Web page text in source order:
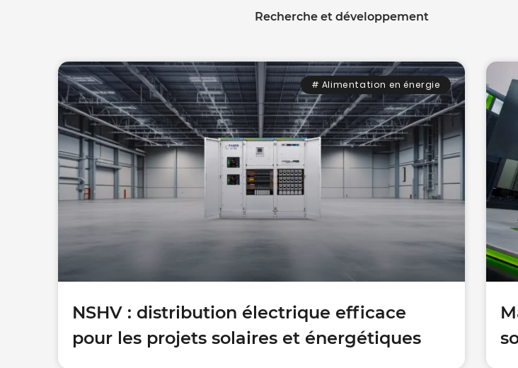
Recherche et développement
# Alimentation en énergie
NSHV : distribution électrique efficace
pour les projets solaires et énergétiques